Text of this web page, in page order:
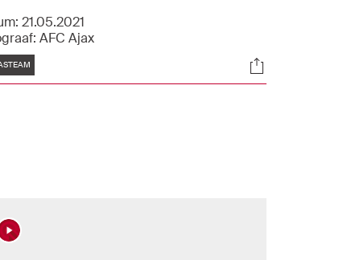
21.05.2021
AFC Ajax
Socials